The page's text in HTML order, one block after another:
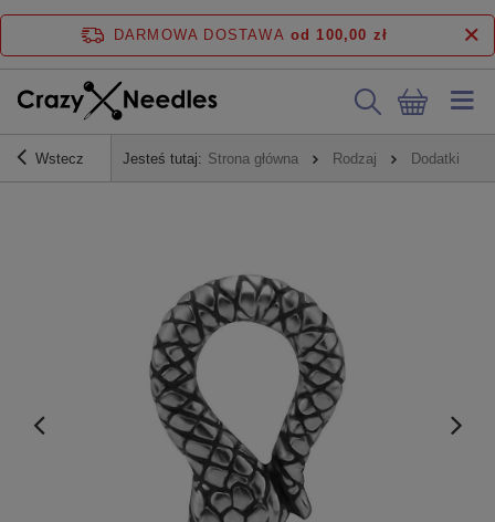
DARMOWA DOSTAWA od 100,00 zł
Wstecz Jesteś tutaj: Strona główna Rodzaj Dodatki